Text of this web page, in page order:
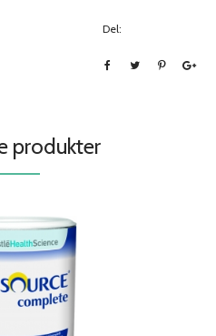
Del:
produkter